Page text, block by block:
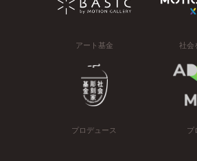
アート基金 社会
プロデュース プ